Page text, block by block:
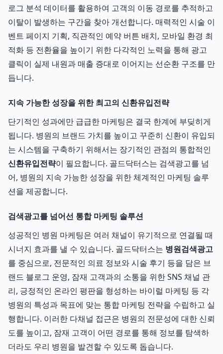
로그 분석 데이터를 활용하여 고객의 이동 경로를 추적하고
이탈이 발생하는 구간을 찾아 개선합니다. 매력적인 시술 이
벤트 페이지 기획, 직관적인 예약 버튼 배치, 모바일 환경 최
적화 등 전환율을 높이기 위한 다각적인 노력을 통해 광고
클릭이 실제 내원과 매출 증대로 이어지는 선순환 구조를 만
듭니다.
지속 가능한 성장을 위한 최고의 신환유입전략
단기적인 성과에만 급급한 마케팅은 결국 한계에 부딪히게
됩니다. 병원의 브랜드 가치를 높이고 꾸준히 신환이 유입되
는 시스템을 구축하기 위해서는 장기적인 관점의 통합적인
신환유입전략이 필요합니다. 골드닥터스는 검색광고를 넘
어, 병원의 지속 가능한 성장을 위한 체계적인 마케팅 솔루
션을 제공합니다.
검색광고를 넘어선 통합 마케팅 솔루션
성공적인 병원 마케팅은 여러 채널이 유기적으로 연결될 때
시너지 효과를 낼 수 있습니다. 골드닥터스는 병원검색광고
를 중심으로, 전문적인 의료 정보와 시술 후기 등을 담은 브
랜드 블로그 운영, 잠재 고객과의 소통을 위한 SNS 채널 관
리, 긍정적인 온라인 평판을 형성하는 바이럴 마케팅 등 각
병원의 특성과 목표에 맞는 통합 마케팅 전략을 수립하고 실
행합니다. 이러한 다채널 접근은 병원의 전문성에 대한 신뢰
도를 높이고, 잠재 고객이 어떤 경로를 통해 정보를 탐색하
더라도 우리 병원을 발견할 수 있도록 돕습니다.